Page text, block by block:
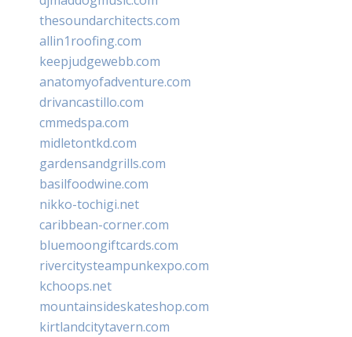
thesoundarchitects.com
allin1roofing.com
keepjudgewebb.com
anatomyofadventure.com
drivancastillo.com
cmmedspa.com
midletontkd.com
gardensandgrills.com
basilfoodwine.com
nikko-tochigi.net
caribbean-corner.com
bluemoongiftcards.com
rivercitysteampunkexpo.com
kchoops.net
mountainsideskateshop.com
kirtlandcitytavern.com